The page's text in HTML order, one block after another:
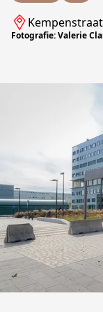
Fotografie: Valerie